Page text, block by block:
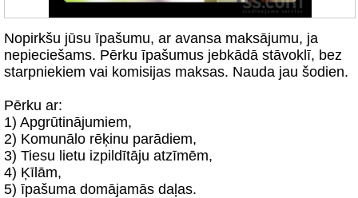
Nopirkšu jūsu īpašumu, ar avansa maksājumu, ja
nepieciešams. Pērku īpašumus jebkādā stāvoklī, bez
starpniekiem vai komisijas maksas. Nauda jau šodien.
Pērku ar:
1) Apgrūtinājumiem,
2) Komunālo rēķinu parādiem,
3) Tiesu lietu izpildītāju atzīmēm,
4) Ķīlām,
5) īpašuma domājamās daļas.